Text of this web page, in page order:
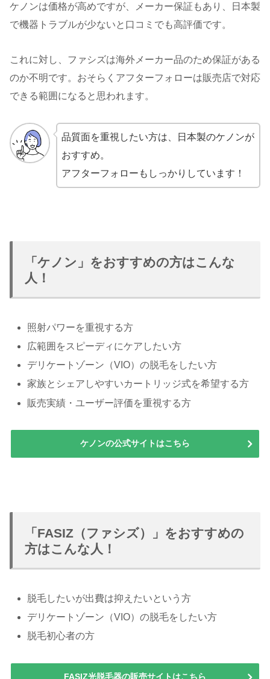
ケノンは価格が高めですが、メーカー保証もあり、日本製
で機器トラブルが少ないと口コミでも高評価です。
これに対し、ファシズは海外メーカー品のため保証がある
のか不明です。おそらくアフターフォローは販売店で対応
できる範囲になると思われます。
品質面を重視したい方は、日本製のケノンが
おすすめ。
アフターフォローもしっかりしています！
「ケノン」をおすすめの方はこんな
人！
照射パワーを重視する方
広範囲をスピーディにケアしたい方
デリケートゾーン（VIO）の脱毛をしたい方
家族とシェアしやすいカートリッジ式を希望する方
販売実績・ユーザー評価を重視する方
ケノンの公式サイトはこちら
「FASIZ（ファシズ）」をおすすめの
方はこんな人！
脱毛したいが出費は抑えたいという方
デリケートゾーン（VIO）の脱毛をしたい方
脱毛初心者の方
FASIZ光脱毛器の販売サイトはこちら